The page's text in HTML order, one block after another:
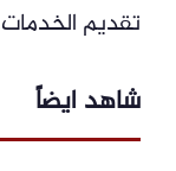
تقديم
شاهد ايضاً